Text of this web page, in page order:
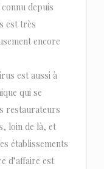
depuis
est très
encore
est aussi à
qui se
restaurateurs
loin de là, et
établissements
d’affaire est